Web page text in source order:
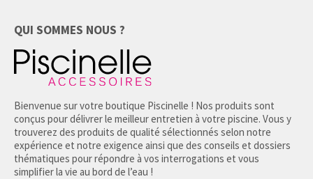
QUI SOMMES NOUS ?
Bienvenue sur votre boutique Piscinelle ! Nos produits sont
conçus pour délivrer le meilleur entretien à votre piscine. Vous y
trouverez des produits de qualité sélectionnés selon notre
expérience et notre exigence ainsi que des conseils et dossiers
thématiques pour répondre à vos interrogations et vous
simplifier la vie au bord de l’eau !